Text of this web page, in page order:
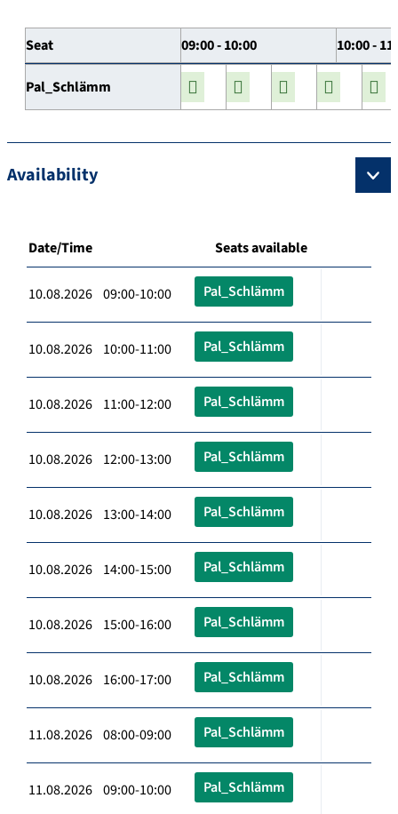
Seat 09:00 - 10:00 10:00 -
Pal_Schlämm
Availability
Date/Time Seats available
10.08.2026 09:00-10:00 Pal_Schlämm
10.08.2026 10:00-11:00 Pal_Schlämm
10.08.2026 11:00-12:00 Pal_Schlämm
10.08.2026 12:00-13:00 Pal_Schlämm
10.08.2026 13:00-14:00 Pal_Schlämm
10.08.2026 14:00-15:00 Pal_Schlämm
10.08.2026 15:00-16:00 Pal_Schlämm
10.08.2026 16:00-17:00 Pal_Schlämm
11.08.2026 08:00-09:00 Pal_Schlämm
11.08.2026 09:00-10:00 Pal_Schlämm